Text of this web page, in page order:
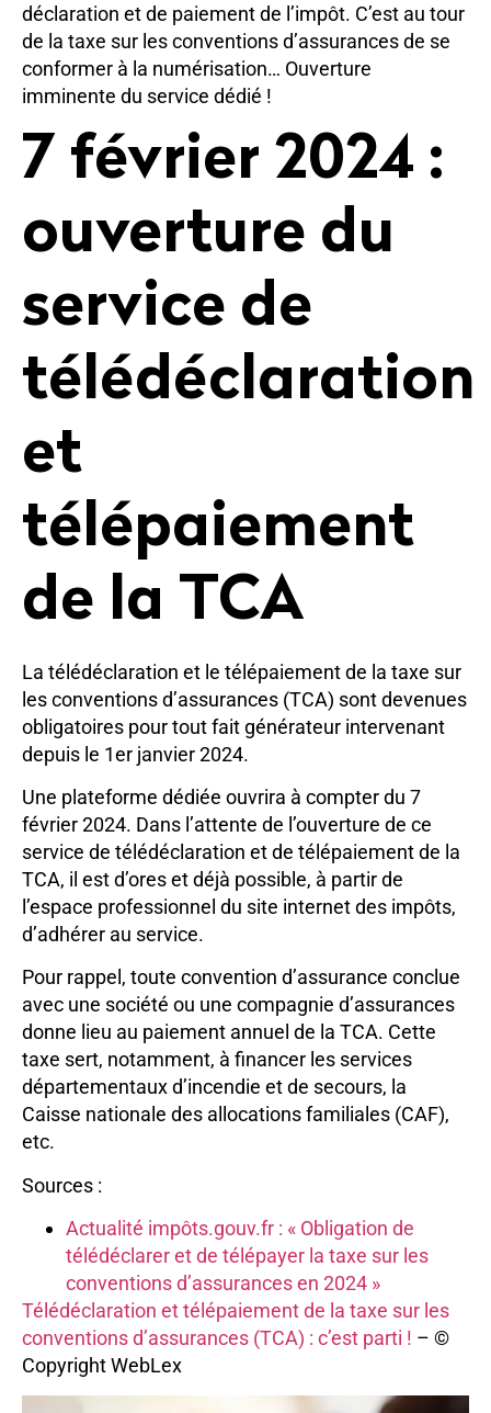
déclaration et de paiement de l’impôt. C’est au tour
de la taxe sur les conventions d’assurances de se
conformer à la numérisation… Ouverture
imminente du service dédié !
7 février 2024 :
ouverture du
service de
télédéclaration
et
télépaiement
de la TCA
La télédéclaration et le télépaiement de la taxe sur
les conventions d’assurances (TCA) sont devenues
obligatoires pour tout fait générateur intervenant
depuis le 1er janvier 2024.
Une plateforme dédiée ouvrira à compter du 7
février 2024. Dans l’attente de l’ouverture de ce
service de télédéclaration et de télépaiement de la
TCA, il est d’ores et déjà possible, à partir de
l’espace professionnel du site internet des impôts,
d’adhérer au service.
Pour rappel, toute convention d’assurance conclue
avec une société ou une compagnie d’assurances
donne lieu au paiement annuel de la TCA. Cette
taxe sert, notamment, à financer les services
départementaux d’incendie et de secours, la
Caisse nationale des allocations familiales (CAF),
etc.
Sources :
Actualité impôts.gouv.fr : « Obligation de
télédéclarer et de télépayer la taxe sur les
conventions d’assurances en 2024 »
Télédéclaration et télépaiement de la taxe sur les
conventions d’assurances (TCA) : c’est parti ! – ©
Copyright WebLex